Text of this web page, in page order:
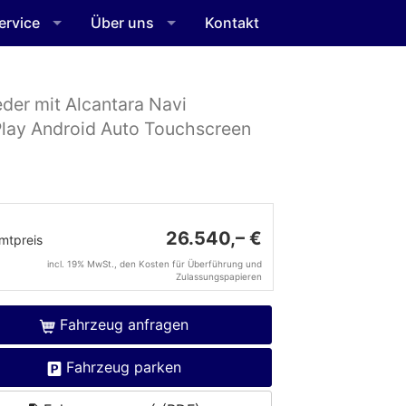
Über uns Kontakt
mit Alcantara Navi
Android Auto Touchscreen
26.540,– €
incl. 19% MwSt., den Kosten für Überführung und
Zulassungspapieren
Fahrzeug anfragen
Fahrzeug parken